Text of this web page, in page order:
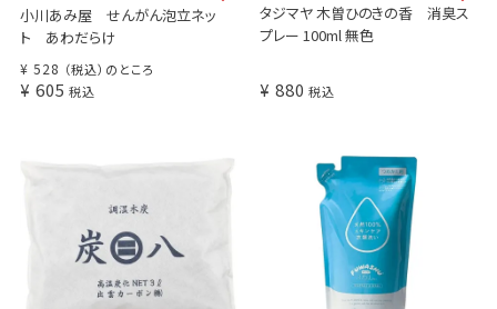
小川あみ屋 せんがん泡立ネッ
ト あわだらけ
¥ 528 （税込）のところ
¥ 605 税込
タジマヤ 木曽ひのきの香 消臭ス
プレー 100ml 無色
¥ 880 税込